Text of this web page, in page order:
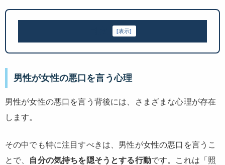
[表示]
男性が女性の悪口を言う心理
男性が女性の悪口を言う背後には、さまざまな心理が存在
します。
その中でも特に注目すべきは、男性が女性の悪口を言うこ
とで、 自分の気持ちを隠そうとする行動です。これは「照